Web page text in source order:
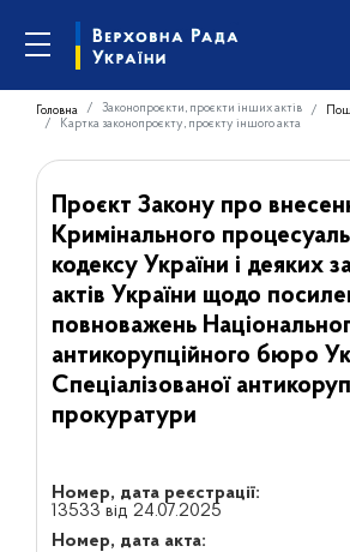
Головна Законопроєкти, проєкти інших актів
Картка законопроєкту, проєкту іншого акта
Проєкт Закону про
Кримінального
кодексу України і деяких
актів України щодо
повноважень
антикорупційного бюро
Спеціалізованої
прокуратури
Номер, дата реєстрації:
13533 від 24.07.2025
Номер, дата акта: